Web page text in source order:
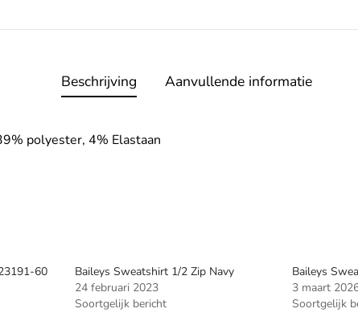
Beschrijving Aanvullende informatie
polyester, 4% Elastaan
60
Baileys Sweatshirt 1/2 Zip Navy
24 februari 2023
Soortgelijk bericht
Baileys
3 maart
Soortgelijk